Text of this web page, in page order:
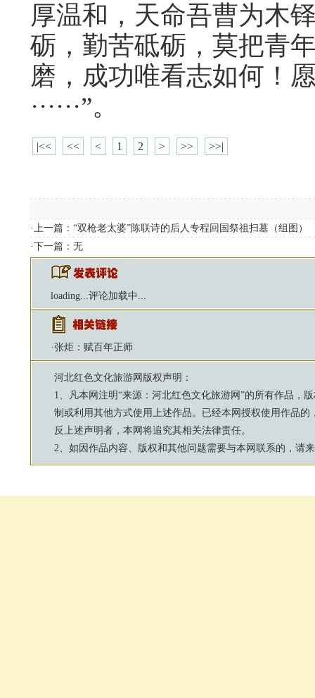
厚温和，天命吾曹为木
砺，勤苦砥砺，莫把青
磨，成功唯看志如何！
······”。
|<< << < 1 2 > >> >>|
·上一篇： “双枪老太婆”陈联诗的后人专程回国祭祖扫墓（组图）
·下一篇：无
loading...评论加载中...
·张炬：赋百年正师
河北红色文化旅游网 版权声明：
1、凡本网注明“来源： 河北红色文化旅游网 ”的所有作品，
制或利用其他方式使用上述作品。已经本网授权使用作品
反上述声明者，本网将追究其相关法律责任。
2、如因作品内容、版权和其他问题需要与本网联系的，请来